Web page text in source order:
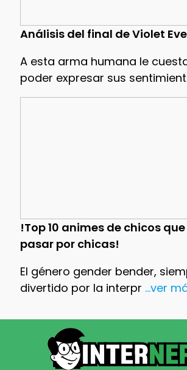
Análisis del final de Violet
A esta arma humana le
poder expresar sus sentimient
!Top 10 animes de chicos
pasar por chicas!
El género gender bender,
divertido por la interpr ...ver